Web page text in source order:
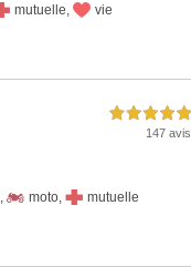
mutuelle vie
5,0 étoiles sur 5
147 avis
, moto, mutuelle